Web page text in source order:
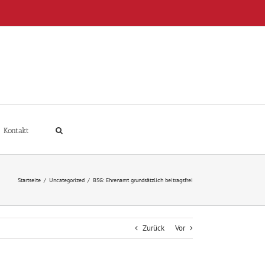
Kontakt
Startseite / Uncategorized / BSG: Ehrenamt grundsätzlich beitragsfrei
Zurück Vor